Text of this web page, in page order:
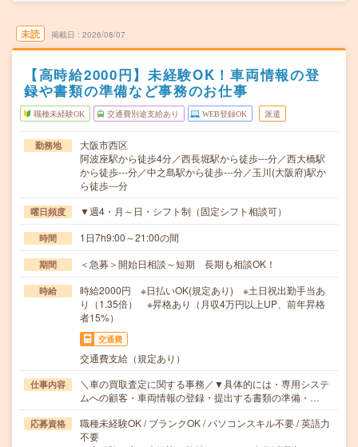
未読 掲載日 2026/08/07
【高時給2000円】未経験OK！車両情報の登
録や書類の準備など事務のお仕事
職種未経験OK 交通費別途支給あり WEB登録OK 派遣
勤務地
大阪市西区
阿波座駅から徒歩4分／西長堀駅から徒歩---分／西大橋駅
から徒歩---分／中之島駅から徒歩---分／玉川(大阪府)駅か
ら徒歩---分
曜日頻度 ▼週4・月～日・シフト制（固定シフト相談可）
時間 1日7h9:00～21:00の間
期間 ＜急募＞開始日相談～短期 長期も相談OK！
時給
時給2000円 ※日払いOK(規定あり) ※土日祝出勤手当あ
り（1.35倍） ※昇格あり（月収4万円以上UP、前年昇格
者15%）
交通費
交通費支給（規定あり）
仕事内容
＼車の買取査定に関する事務／▼具体的には・専用システ
ムへの顧客・車両情報の登録・提出する書類の準備・…
応募資格
職種未経験OK / ブランクOK / パソコンスキル不要 / 英語力
不要